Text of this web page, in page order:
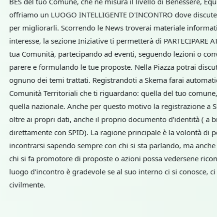
diventano l'elemento
un peer, cioè un
perfettamente con il
«pensare da specie»
come il Corona Virus
più molto senso. Da
luogo» come cluster
Manzini ha conferito
di luogo: insieme di
che condividono
quale hanno un
radicata, possono
sulle relazioni fra